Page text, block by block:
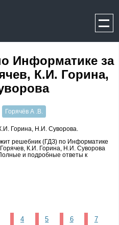
Информатике за
К.И. Горина,
Горячёв А .В.
Горина, Н.И. Суворова.
решебник (ГДЗ) по Информатике
К.И. Горина, Н.И. Суворова
и подробные ответы к
4 5 6 7